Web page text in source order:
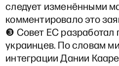
следует изменёнными
комментировало это
❸ Совет ЕС разработал
украинцев. По словам
интеграции Дании